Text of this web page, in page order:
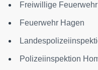
Freiwillige
Feuerwehr Hagen
Polizeiinspektion